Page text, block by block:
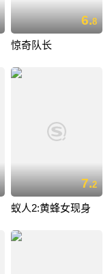
6.8
惊奇队长
7.2
蚁人2:黄蜂女现身